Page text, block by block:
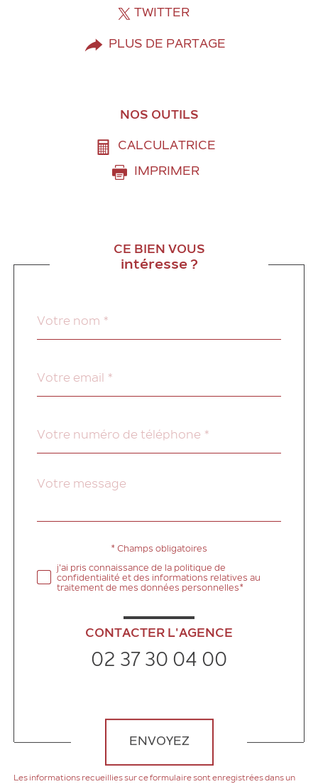
TWITTER
PLUS DE PARTAGE
NOS OUTILS
CALCULATRICE
IMPRIMER
CE BIEN VOUS
intéresse ?
*
*
*
Fieldset
Message
Validation* Champs obligatoires
j'ai pris connaissance de la politique de
confidentialité et des informations relatives au
traitement de mes données personnelles*
CONTACTER L'AGENCE
02 37 30 04 00
ENVOYEZ
Les informations recueillies sur ce formulaire sont enregistrées dans un